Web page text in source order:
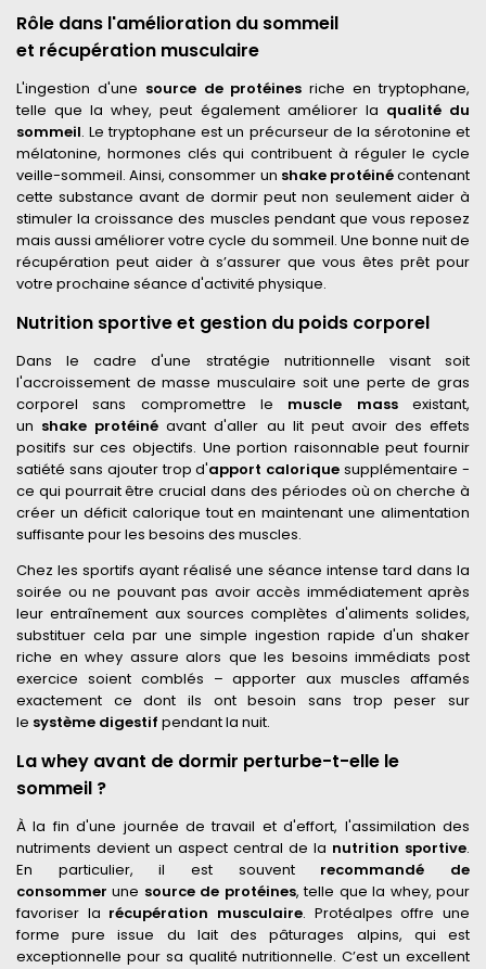
Rôle dans l'amélioration du sommeil
et récupération musculaire
L'ingestion d'une source de protéines riche en tryptophane,
telle que la whey, peut également améliorer la qualité du
sommeil. Le tryptophane est un précurseur de la sérotonine et
mélatonine, hormones clés qui contribuent à réguler le cycle
veille-sommeil. Ainsi, consommer un shake protéinécontenant
cette substance avant de dormir peut non seulement aider à
stimuler la croissance des muscles pendant que vous reposez
mais aussi améliorer votre cycle du sommeil. Une bonne nuit de
récupération peut aider à s’assurer que vous êtes prêt pour
votre prochaine séance d'activité physique.
Nutrition sportive et gestion du poids corporel
Dans le cadre d'une stratégie nutritionnelle visant soit
l'accroissement de masse musculaire soit une perte de gras
corporel sans compromettre le muscle massexistant,
un shake protéiné avant d'aller au lit peut avoir des effets
positifs sur ces objectifs. Une portion raisonnable peut fournir
satiété sans ajouter trop d'apport calorique supplémentaire -
ce qui pourrait être crucial dans des périodes où on cherche à
créer un déficit calorique tout en maintenant une alimentation
suffisante pour les besoins des muscles.
Chez les sportifs ayant réalisé une séance intense tard dans la
soirée ou ne pouvant pas avoir accès immédiatement après
leur entraînement aux sources complètes d'aliments solides,
substituer cela par une simple ingestion rapide d'un shaker
riche en whey assure alors que les besoins immédiats post
exercice soient comblés – apporter aux muscles affamés
exactement ce dont ils ont besoin sans trop peser sur
le système digestif pendant la nuit.
La whey avant de dormir perturbe-t-elle le
sommeil ?
À la fin d'une journée de travail et d'effort, l'assimilation des
nutriments devient un aspect central de la nutrition sportive.
En particulier, il est souvent recommandé de
consommer une source de protéines, telle que la whey, pour
favoriser la récupération musculaire. Protéalpes offre une
forme pure issue du lait des pâturages alpins, qui est
exceptionnelle pour sa qualité nutritionnelle. C’est un excellent